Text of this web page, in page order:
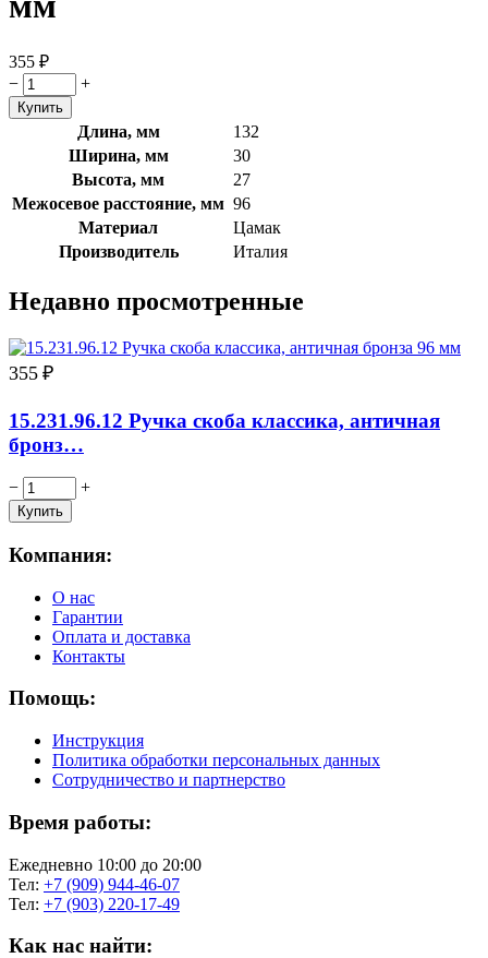
355 ₽
−
+
Длина, мм
132
Ширина, мм
30
Высота, мм
27
Межосевое расстояние, мм 96
Материал
Цамак
Производитель
Италия
Недавно просмотренные
355 ₽
15.231.96.12 Ручка скоба классика, античная
бронз…
− +
Компания:
О нас
Гарантии
Оплата и доставка
Контакты
Помощь:
Инструкция
Политика обработки персональных данных
Сотрудничество и партнерство
Время работы:
Ежедневно 10:00 до 20:00
Тел: +7 (909) 944-46-07
Тел: +7 (903) 220-17-49
Как нас найти: